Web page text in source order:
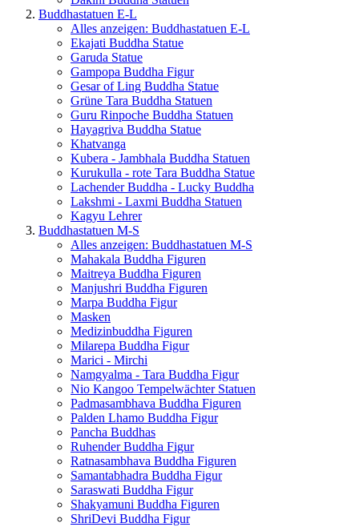
Buddhastatuen E-L
Alles anzeigen: Buddhastatuen E-L
Ekajati Buddha Statue
Garuda Statue
Gampopa Buddha Figur
Gesar of Ling Buddha Statue
Grüne Tara Buddha Statuen
Guru Rinpoche Buddha Statuen
Hayagriva Buddha Statue
Khatvanga
Kubera - Jambhala Buddha Statuen
Kurukulla - rote Tara Buddha Statue
Lachender Buddha - Lucky Buddha
Lakshmi - Laxmi Buddha Statuen
Kagyu Lehrer
Buddhastatuen M-S
Alles anzeigen: Buddhastatuen M-S
Mahakala Buddha Figuren
Maitreya Buddha Figuren
Manjushri Buddha Figuren
Marpa Buddha Figur
Masken
Medizinbuddha Figuren
Milarepa Buddha Figur
Marici - Mirchi
Namgyalma - Tara Buddha Figur
Nio Kangoo Tempelwächter Statuen
Padmasambhava Buddha Figuren
Palden Lhamo Buddha Figur
Pancha Buddhas
Ruhender Buddha Figur
Ratnasambhava Buddha Figuren
Samantabhadra Buddha Figur
Saraswati Buddha Figur
Shakyamuni Buddha Figuren
ShriDevi Buddha Figur